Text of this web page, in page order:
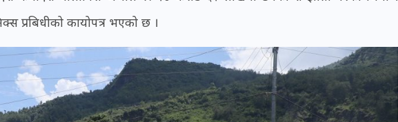
प्रबिधीको कायोपत्र भएको छ ।